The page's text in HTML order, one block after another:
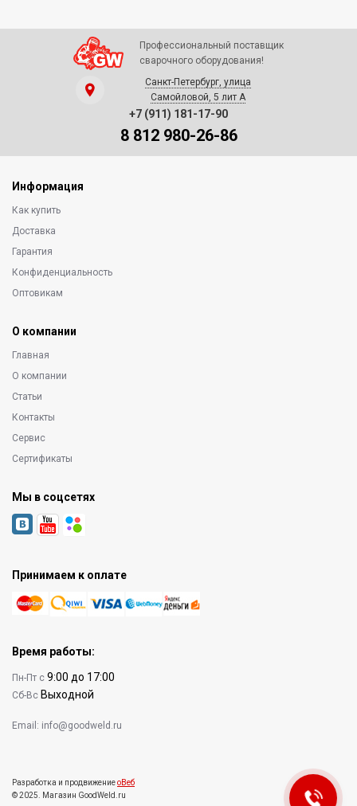
Профессиональный поставщик
сварочного оборудования!
Санкт-Петербург, улица
Самойловой, 5 лит А
+7 (911) 181-17-90
8 812 980-26-86
Информация
Как купить
Доставка
Гарантия
Конфиденциальность
Оптовикам
О компании
Главная
О компании
Статьи
Контакты
Сервис
Сертификаты
Мы в соцсетях
Принимаем к оплате
Время работы:
Пн-Пт с 9:00 до 17:00
Сб-Вс Выходной
Email: info@goodweld.ru
Разработка и продвижениеоВеб
© 2025. Магазин GoodWeld.ru